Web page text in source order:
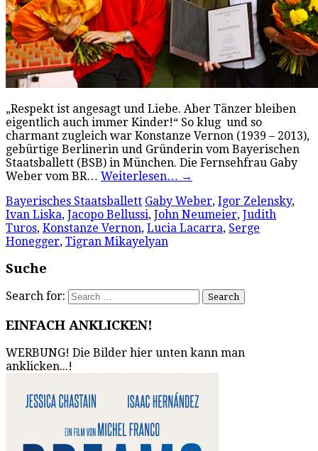
„Respekt ist angesagt und Liebe. Aber Tänzer bleiben
eigentlich auch immer Kinder!“ So klug und so
charmant zugleich war Konstanze Vernon (1939 – 2013),
gebürtige Berlinerin und Gründerin vom Bayerischen
Staatsballett (BSB) in München. Die Fernsehfrau Gaby
Weber vom BR… Weiterlesen… →
Bayerisches Staatsballett Gaby Weber, Igor Zelensky,
Ivan Liska, Jacopo Bellussi, John Neumeier, Judith
Turos, Konstanze Vernon, Lucia Lacarra, Serge
Honegger, Tigran Mikayelyan
Suche
Search for:
EINFACH ANKLICKEN!
WERBUNG! Die Bilder hier unten kann man
anklicken...!